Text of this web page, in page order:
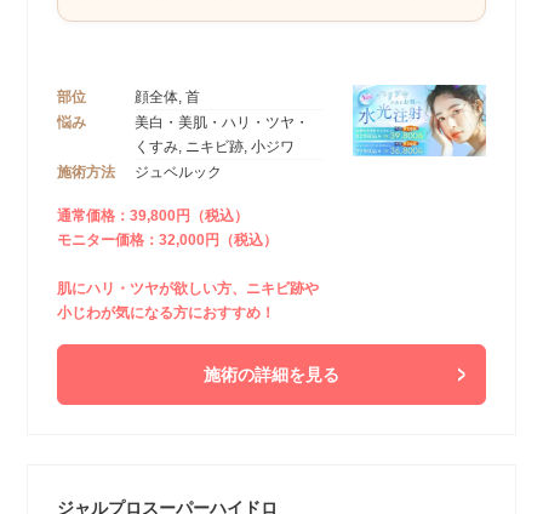
部位
顔全体, 首
悩み
美白・美肌・ハリ・ツヤ・
くすみ, ニキビ跡, 小ジワ
施術方法
ジュベルック
通常価格：39,800円（税込）
モニター価格：32,000円（税込）
肌にハリ・ツヤが欲しい方、ニキビ跡や
小じわが気になる方におすすめ！
施術の詳細を見る
ジャルプロスーパーハイドロ